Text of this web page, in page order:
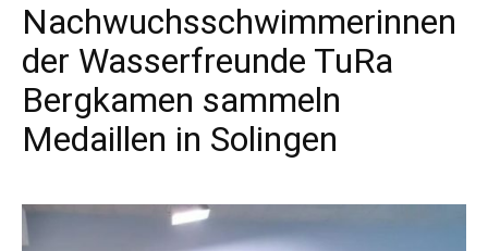
Nachwuchsschwimmerinnen
der Wasserfreunde TuRa
Bergkamen sammeln
Medaillen in Solingen